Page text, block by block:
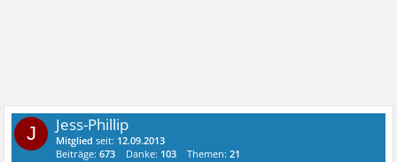
J Jess-Phillip
Mitglied seit: 12.09.2013
Beiträge:673 Danke: 103 Themen:21